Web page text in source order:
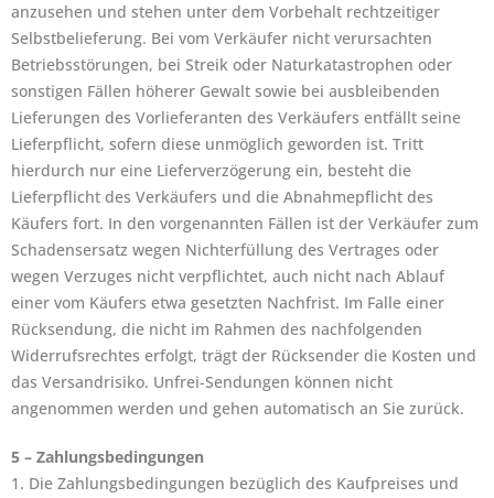
anzusehen und stehen unter dem Vorbehalt rechtzeitiger
Selbstbelieferung. Bei vom Verkäufer nicht verursachten
Betriebsstörungen, bei Streik oder Naturkatastrophen oder
sonstigen Fällen höherer Gewalt sowie bei ausbleibenden
Lieferungen des Vorlieferanten des Verkäufers entfällt seine
Lieferpflicht, sofern diese unmöglich geworden ist. Tritt
hierdurch nur eine Lieferverzögerung ein, besteht die
Lieferpflicht des Verkäufers und die Abnahmepflicht des
Käufers fort. In den vorgenannten Fällen ist der Verkäufer zum
Schadensersatz wegen Nichterfüllung des Vertrages oder
wegen Verzuges nicht verpflichtet, auch nicht nach Ablauf
einer vom Käufers etwa gesetzten Nachfrist. Im Falle einer
Rücksendung, die nicht im Rahmen des nachfolgenden
Widerrufsrechtes erfolgt, trägt der Rücksender die Kosten und
das Versandrisiko. Unfrei-Sendungen können nicht
angenommen werden und gehen automatisch an Sie zurück.
5 – Zahlungsbedingungen
1. Die Zahlungsbedingungen bezüglich des Kaufpreises und